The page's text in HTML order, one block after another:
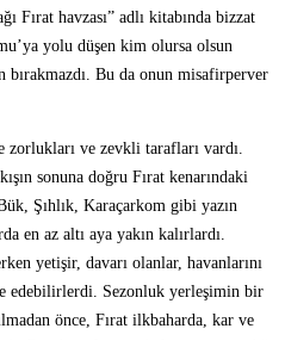
Fırat havzası” adlı kitabında bizzat
yolu düşen kim olursa olsun
Bu da onun misafirperver
zorlukları ve zevkli tarafları vardı.
sonuna doğru Fırat kenarındaki
Şıhlık, Karaçarkom gibi yazın
en az altı aya yakın kalırlardı.
yetişir, davarı olanlar, havanlarını
edebilirlerdi. Sezonluk yerleşimin bir
önce, Fırat ilkbaharda, kar ve